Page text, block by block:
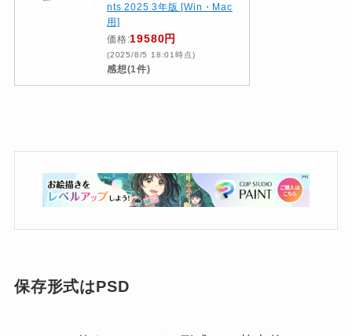
nts 2025 3年版 [Win・Mac
用]
価格:19580円
(2025/8/5 18:01時点)
感想(1件)
保存形式はPSD